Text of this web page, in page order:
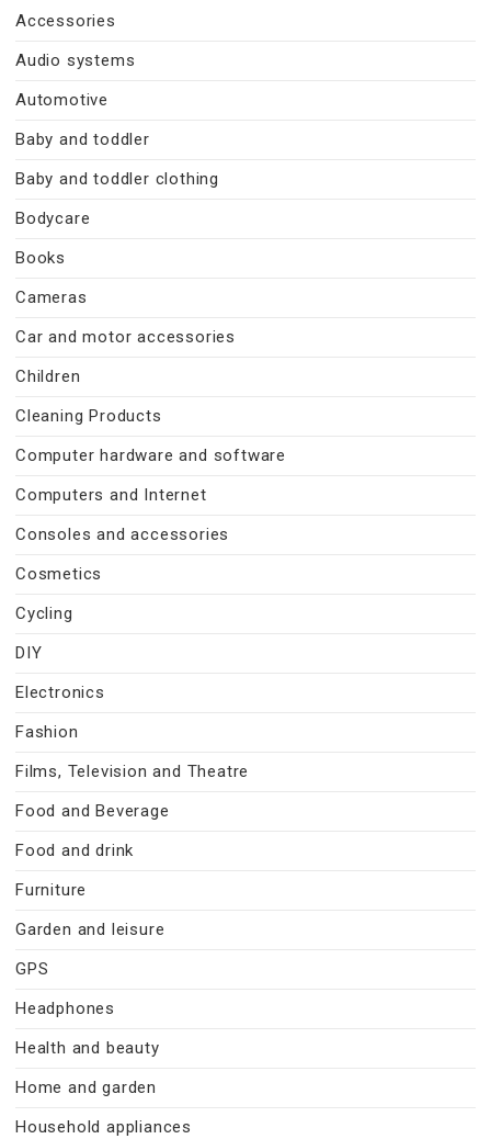
Accessories
Audio systems
Automotive
Baby and toddler
Baby and toddler clothing
Bodycare
Books
Cameras
Car and motor accessories
Children
Cleaning Products
Computer hardware and software
Computers and Internet
Consoles and accessories
Cosmetics
Cycling
DIY
Electronics
Fashion
Films, Television and Theatre
Food and Beverage
Food and drink
Furniture
Garden and leisure
GPS
Headphones
Health and beauty
Home and garden
Household appliances